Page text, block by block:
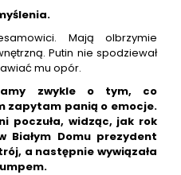
Mają olbrzymie
Putin nie spodziewał
mu opór.
zwykle o tym, co
zapytam panią o emocje.
poczuła, widząc, jak rok
Białym Domu prezydent
a następnie wywiązała